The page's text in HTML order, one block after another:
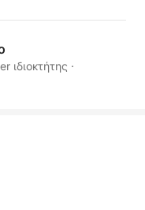
κοσμήματα του
κολυμπήστε
ή απλά
στη θάλασσα.
ιδιοκτήτης ·